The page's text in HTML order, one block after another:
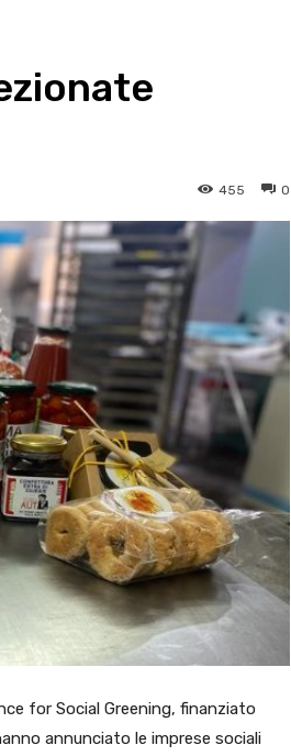
0
455
for Social Greening, finanziato
annunciato le imprese sociali